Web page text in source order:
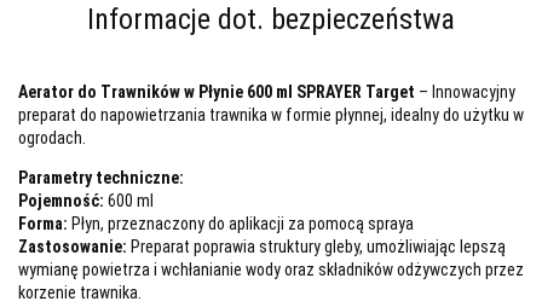
Informacje dot. bezpieczeństwa
Aerator do Trawników w Płynie 600 ml SPRAYER Target – Innowacyjny
preparat do napowietrzania trawnika w formie płynnej, idealny do użytku w
ogrodach.
Parametry techniczne:
Pojemność: 600 ml
Forma: Płyn, przeznaczony do aplikacji za pomocą spraya
Zastosowanie: Preparat poprawia struktury gleby, umożliwiając lepszą
wymianę powietrza i wchłanianie wody oraz składników odżywczych przez
korzenie trawnika.